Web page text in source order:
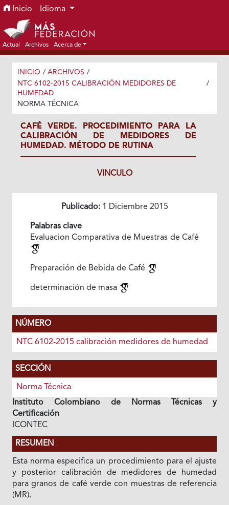
Ir al menú de navegación principal
Ir al contenido principal
Ir al pie de página del sitio
Inicio Idioma
Actual Archivos Acerca de
INICIO / ARCHIVOS /
NTC 6102-2015 CALIBRACIÓN MEDIDORES DE
HUMEDAD
/
NORMA TÉCNICA
CAFÉ VERDE. PROCEDIMIENTO PARA LA
CALIBRACIÓN DE MEDIDORES DE
HUMEDAD. MÉTODO DE RUTINA
VINCULO
Publicado:1 Diciembre 2015
Palabras clave
Evaluacion Comparativa de Muestras de Café
Preparación de Bebida de Café
determinación de masa
NÚMERO
NTC 6102-2015 calibración medidores de humedad
SECCIÓN
Norma Técnica
Instituto Colombiano de Normas Técnicas y
Certificación
ICONTEC
RESUMEN
Esta norma especifica un procedimiento para el ajuste
y posterior calibración de medidores de humedad
para granos de café verde con muestras de referencia
(MR).